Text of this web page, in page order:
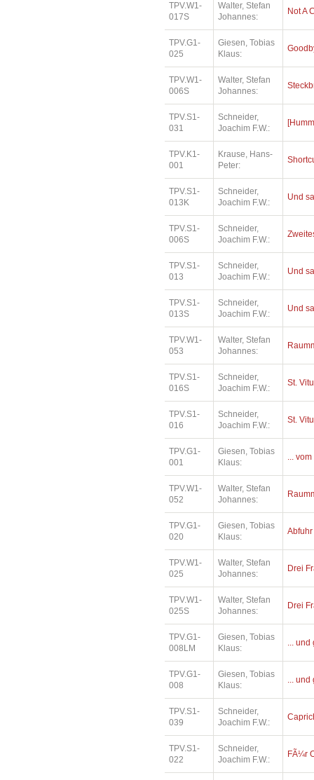
TPV.W1-
017S
Walter, Stefan
Johannes:
Not A
TPV.G1-
025
Giesen, Tobias
Klaus:
TPV.W1-
006S
Walter, Stefan
Johannes:
TPV.S1-
031
Schneider,
Joachim F.W.:
TPV.K1-
001
Krause, Hans-
Peter:
TPV.S1-
013K
Schneider,
Joachim F.W.:
Und
TPV.S1-
006S
Schneider,
Joachim F.W.:
TPV.S1-
013
Schneider,
Joachim F.W.:
Und
TPV.S1-
013S
Schneider,
Joachim F.W.:
Und
TPV.W1-
053
Walter, Stefan
Johannes:
TPV.S1-
016S
Schneider,
Joachim F.W.:
St.
TPV.S1-
016
Schneider,
Joachim F.W.:
St.
TPV.G1-
001
Giesen, Tobias
Klaus:
...
TPV.W1-
052
Walter, Stefan
Johannes:
TPV.G1-
020
Giesen, Tobias
Klaus:
Abfuhr
TPV.W1-
025
Walter, Stefan
Johannes:
Drei
TPV.W1-
025S
Walter, Stefan
Johannes:
Drei
TPV.G1-
008LM
Giesen, Tobias
Klaus:
...
TPV.G1-
008
Giesen, Tobias
Klaus:
...
TPV.S1-
039
Schneider,
Joachim F.W.:
TPV.S1-
022
Schneider,
Joachim F.W.:
FÃ¼r